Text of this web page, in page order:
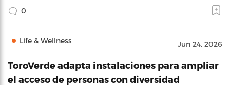
0
Life & Wellness Jun 24, 2026
ToroVerde adapta instalaciones para ampliar
el acceso de personas con diversidad